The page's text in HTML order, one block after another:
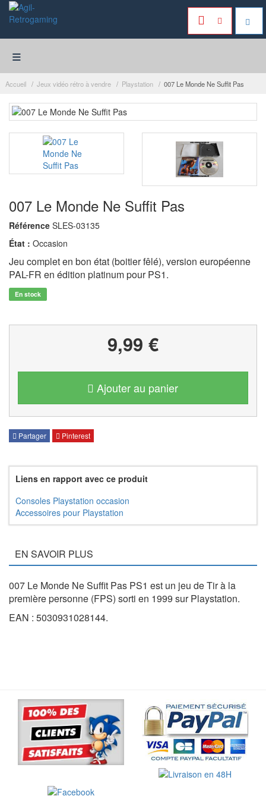
≡
Accueil Jeux vidéo rétro à vendre Playstation 007 Le Monde Ne Suffit Pas
007 Le Monde Ne Suffit Pas
Référence SLES-03135
État : Occasion
Jeu complet en bon état (boitier fêlé), version européenne
PAL-FR en édition platinum pour PS1.
En stock
9,99 €
Ajouter au panier
Partager Pinterest
Liens en rapport avec ce produit
Consoles Playstation occasion
Accessoires pour Playstation
EN SAVOIR PLUS
007 Le Monde Ne Suffit Pas PS1 est un jeu de Tir à la
première personne (FPS) sorti en 1999 sur Playstation.
EAN : 5030931028144.